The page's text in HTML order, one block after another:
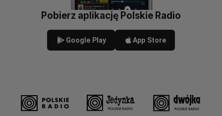
Pobierz aplikację Polskie Radio
Google Play App Store